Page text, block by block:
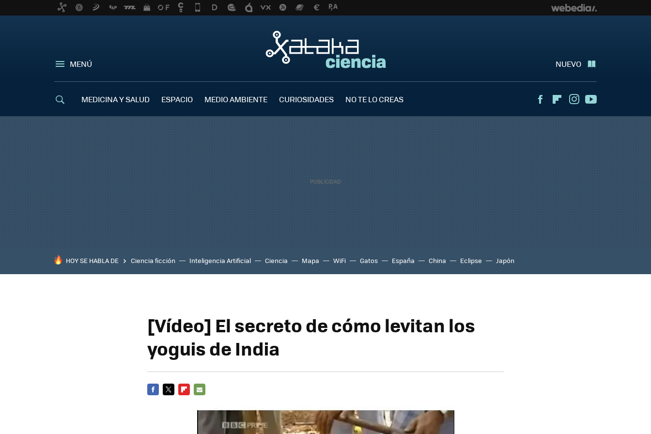
MENÚ NUEVO
MEDICINA Y SALUD ESPACIO MEDIO AMBIENTE CURIOSIDADES NO TE LO CREAS FacebookFlipboardInstagram
HOY SE HABLA DE Ciencia ficción Inteligencia Artificial Ciencia Mapa WiFi Gatos España China Eclipse Japón
[Vídeo] El secreto de cómo levitan los
yoguis de India
MAIL